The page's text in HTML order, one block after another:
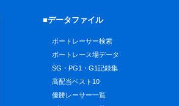
■データファイル
ボートレーサー検索
ボートレース場データ
SG・PG1・G1記録集
高配当ベスト10
優勝レーサー一覧